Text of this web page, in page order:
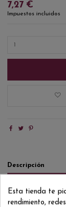
7,27 €
Impuestos incluidos
Descripción
Reviews
Esta tienda te
rendimiento,